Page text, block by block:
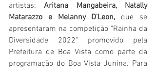
artistas: Aritana Mangabeira, Natally
Matarazzo e Melanny D'Leon, que se
apresentaram na competição "Rainha da
Diversidade 2022" promovido pela
Prefeitura de Boa Vista como parte da
programação do Boa Vista Junina. Para